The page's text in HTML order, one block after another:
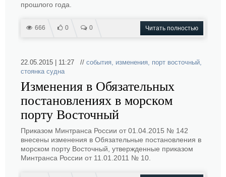
прошлого года.
666 0 0 Читать полностью
22.05.2015 | 11:27 // события, изменения, порт восточный,
стоянка судна
Изменения в Обязательных
постановлениях в морском
порту Восточный
Приказом Минтранса России от 01.04.2015 № 142
внесены изменения в Обязательные постановления в
морском порту Восточный, утвержденные приказом
Минтранса России от 11.01.2011 № 10.